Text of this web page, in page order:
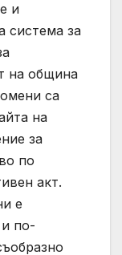
и
система за
на община
са
на
за
по
акт.
е
по-